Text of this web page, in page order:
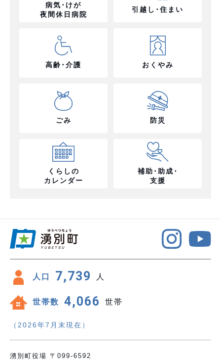
病気･けが
夜間休日病院
引越し･住まい
高齢･介護 おくやみ
ごみ 防災
くらしの
カレンダー
補助･助成･
支援
人口 7,739 人
世帯数 4,066 世帯
（2026年7月末現在）
湧別町役場 〒099-6592